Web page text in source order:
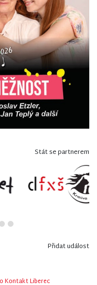
Stát se partnerem
Přidat událost
Kontakt Liberec